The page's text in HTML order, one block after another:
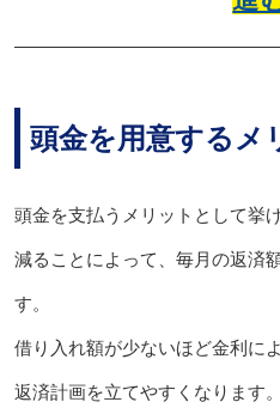
頭金を用意するメ
頭金を支払うメリットとして挙
減ることによって、毎月の返済
す。
借り入れ額が少ないほど金利に
返済計画を立てやすくなります。